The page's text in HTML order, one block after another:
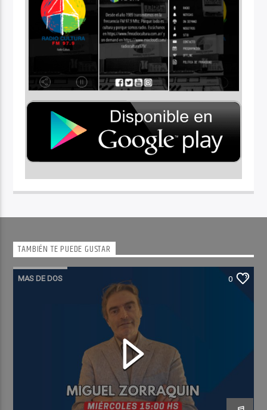
TAMBIÉN TE PUEDE GUSTAR
MAS DE DOS 0